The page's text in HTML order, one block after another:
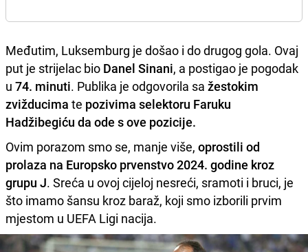
Međutim, Luksemburg je došao i do drugog gola. Ovaj
put je strijelac bio Danel Sinani, a postigao je pogodak
u 74. minuti. Publika je odgovorila sa žestokim
zvižducima te pozivima selektoru Faruku
Hadžibegiću da ode s ove pozicije.
Ovim porazom smo se, manje više, oprostili od
prolaza na Europsko prvenstvo 2024. godine kroz
grupu J. Sreća u ovoj cijeloj nesreći, sramoti i bruci, je
što imamo šansu kroz baraž, koji smo izborili prvim
mjestom u UEFA Ligi nacija.